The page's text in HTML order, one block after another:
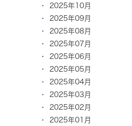
2025年10月
2025年09月
2025年08月
2025年07月
2025年06月
2025年05月
2025年04月
2025年03月
2025年02月
2025年01月